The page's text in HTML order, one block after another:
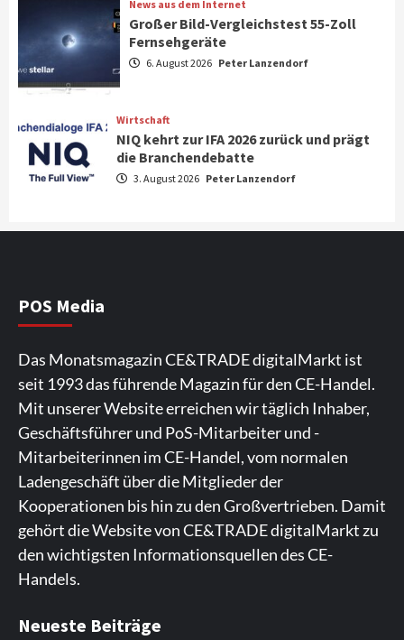
Aktuell Audio
Marantz erweitert sein Heimkino-
Portfolio mit der neue CINEMA Serie 2
News aus dem Internet
Großer Bild-Vergleichstest 55-Zoll
Fernsehgeräte
5
6
CHERRY baut Vertriebsteam in
strategisch wichtigen Märkten aus
7
Smart Living Top Story
Verbraucher setzen immer mehr auf
Klimageräte und Ventilatoren
News aus dem Internet
Großer Bild-Vergleichstest 55-Zoll
Fernsehgeräte
6. August 2026 Peter Lanzendorf
Wirtschaft
NIQ kehrt zur IFA 2026 zurück und prägt
die Branchendebatte
3. August 2026 Peter Lanzendorf
POS Media
Das Monatsmagazin CE&TRADE digitalMarkt ist
seit 1993 das führende Magazin für den CE-Handel.
Mit unserer Website erreichen wir täglich Inhaber,
Geschäftsführer und PoS-Mitarbeiter und -
Mitarbeiterinnen im CE-Handel, vom normalen
Ladengeschäft über die Mitglieder der
Kooperationen bis hin zu den Großvertrieben. Damit
gehört die Website von CE&TRADE digitalMarkt zu
den wichtigsten Informationsquellen des CE-
Handels.
Die Gaming-Plattform bietet eine große Auswahl an
Ein weiterer Ort, an dem man Spielautomaten
Neueste Beiträge